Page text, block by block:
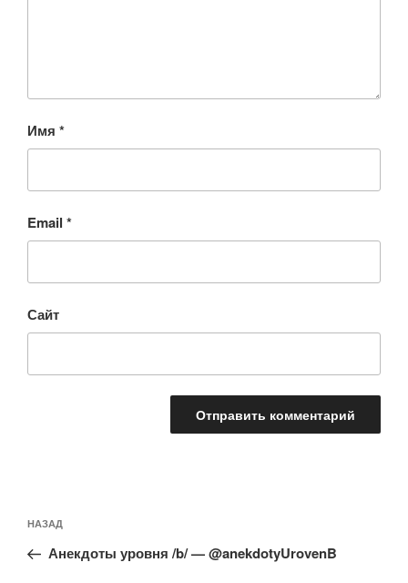
Имя *
Email *
Сайт
по
записям
Предыдущая
запись:
НАЗАД
Анекдоты уровня /b/ — @anekdotyUrovenB